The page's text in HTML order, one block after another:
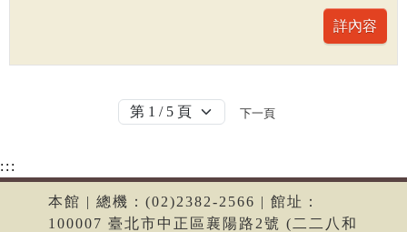
下一頁
:::
本館 | 總機：(02)2382-2566 | 館址：
100007 臺北市中正區襄陽路2號 (二二八和